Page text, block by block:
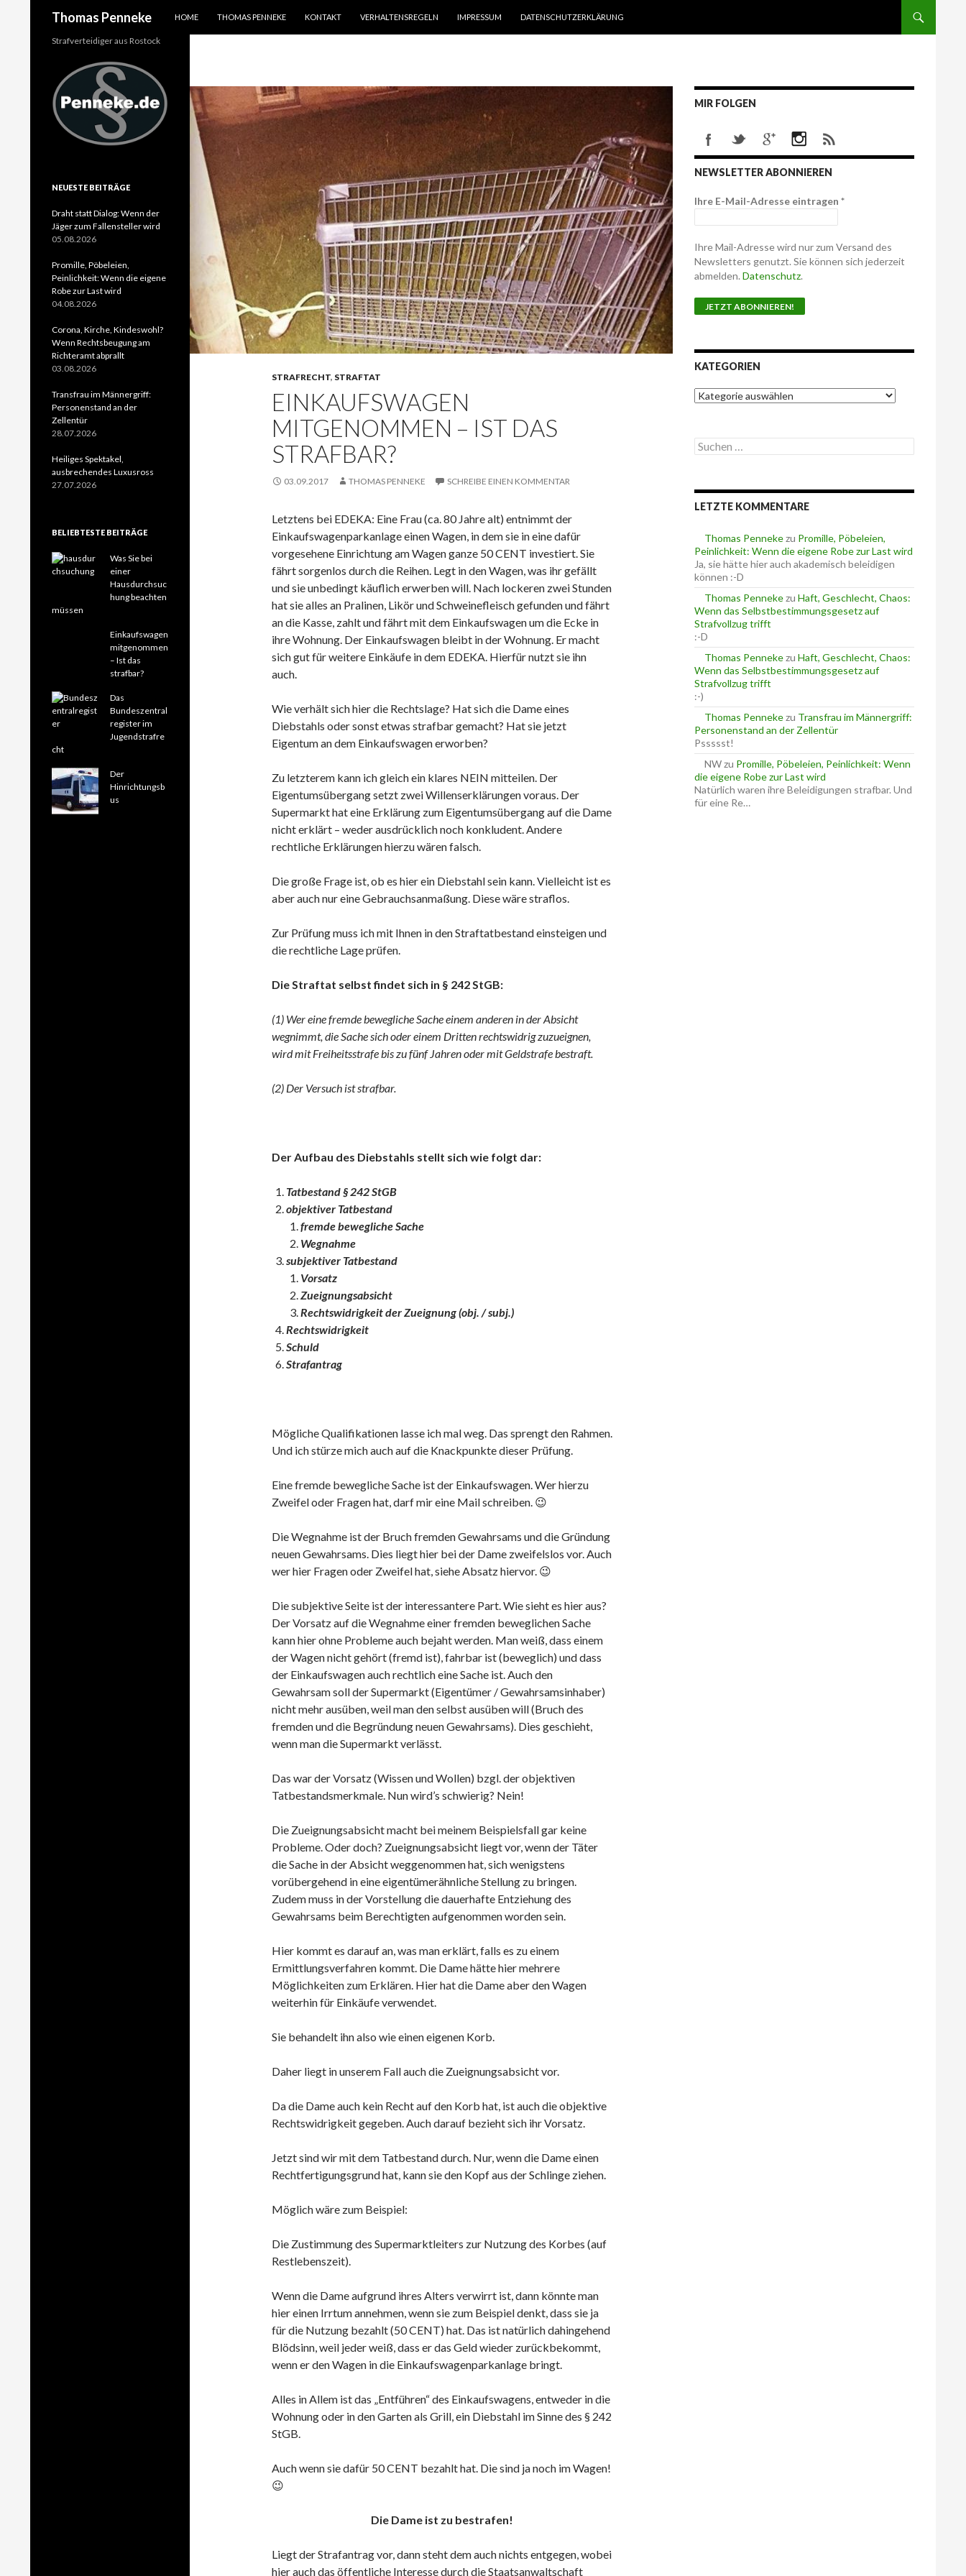
Thomas Penneke
HOME
THOMAS PENNEKE KONTAKT VERHALTENSREGELN IMPRESSUM DATENSCHUTZERKLÄRUNG
STRAFRECHT, STRAFTAT
EINKAUFSWAGEN
MITGENOMMEN – IST DAS
STRAFBAR?
03.09.2017 THOMAS PENNEKE SCHREIBE EINEN KOMMENTAR
Letztens bei EDEKA: Eine Frau (ca. 80 Jahre alt) entnimmt der
Einkaufswagenparkanlage einen Wagen, in dem sie in eine dafür
vorgesehene Einrichtung am Wagen ganze 50 CENT investiert. Sie
fährt sorgenlos durch die Reihen. Legt in den Wagen, was ihr gefällt
und sie unbedingt käuflich erwerben will. Nach lockeren zwei Stunden
hat sie alles an Pralinen, Likör und Schweinefleisch gefunden und fährt
an die Kasse, zahlt und fährt mit dem Einkaufswagen um die Ecke in
ihre Wohnung. Der Einkaufswagen bleibt in der Wohnung. Er macht
sich gut für weitere Einkäufe in dem EDEKA. Hierfür nutzt sie ihn
auch.
Wie verhält sich hier die Rechtslage? Hat sich die Dame eines
Diebstahls oder sonst etwas strafbar gemacht? Hat sie jetzt
Eigentum an dem Einkaufswagen erworben?
Zu letzterem kann ich gleich ein klares NEIN mitteilen. Der
Eigentumsübergang setzt zwei Willenserklärungen voraus. Der
Supermarkt hat eine Erklärung zum Eigentumsübergang auf die Dame
nicht erklärt – weder ausdrücklich noch konkludent. Andere
rechtliche Erklärungen hierzu wären falsch.
Die große Frage ist, ob es hier ein Diebstahl sein kann. Vielleicht ist es
aber auch nur eine Gebrauchsanmaßung. Diese wäre straflos.
Zur Prüfung muss ich mit Ihnen in den Straftatbestand einsteigen und
die rechtliche Lage prüfen.
Die Straftat selbst findet sich in § 242 StGB:
(1) Wer eine fremde bewegliche Sache einem anderen in der Absicht
wegnimmt, die Sache sich oder einem Dritten rechtswidrig zuzueignen,
wird mit Freiheitsstrafe bis zu fünf Jahren oder mit Geldstrafe bestraft.
(2) Der Versuch ist strafbar.
Der Aufbau des Diebstahls stellt sich wie folgt dar:
Tatbestand § 242 StGB
objektiver Tatbestand
fremde bewegliche Sache
Wegnahme
subjektiver Tatbestand
Vorsatz
Zueignungsabsicht
Rechtswidrigkeit der Zueignung (obj. / subj.)
Rechtswidrigkeit
Schuld
Strafantrag
Mögliche Qualifikationen lasse ich mal weg. Das sprengt den Rahmen.
Und ich stürze mich auch auf die Knackpunkte dieser Prüfung.
Eine fremde bewegliche Sache ist der Einkaufswagen. Wer hierzu
Zweifel oder Fragen hat, darf mir eine Mail schreiben. 😉
Die Wegnahme ist der Bruch fremden Gewahrsams und die Gründung
neuen Gewahrsams. Dies liegt hier bei der Dame zweifelslos vor. Auch
wer hier Fragen oder Zweifel hat, siehe Absatz hiervor. 😉
Die subjektive Seite ist der interessantere Part. Wie sieht es hier aus?
Der Vorsatz auf die Wegnahme einer fremden beweglichen Sache
kann hier ohne Probleme auch bejaht werden. Man weiß, dass einem
der Wagen nicht gehört (fremd ist), fahrbar ist (beweglich) und dass
der Einkaufswagen auch rechtlich eine Sache ist. Auch den
Gewahrsam soll der Supermarkt (Eigentümer / Gewahrsamsinhaber)
nicht mehr ausüben, weil man den selbst ausüben will (Bruch des
fremden und die Begründung neuen Gewahrsams). Dies geschieht,
wenn man die Supermarkt verlässt.
Das war der Vorsatz (Wissen und Wollen) bzgl. der objektiven
Tatbestandsmerkmale. Nun wird’s schwierig? Nein!
Die Zueignungsabsicht macht bei meinem Beispielsfall gar keine
Probleme. Oder doch? Zueignungsabsicht liegt vor, wenn der Täter
die Sache in der Absicht weggenommen hat, sich wenigstens
vorübergehend in eine eigentümerähnliche Stellung zu bringen.
Zudem muss in der Vorstellung die dauerhafte Entziehung des
Gewahrsams beim Berechtigten aufgenommen worden sein.
Hier kommt es darauf an, was man erklärt, falls es zu einem
Ermittlungsverfahren kommt. Die Dame hätte hier mehrere
Möglichkeiten zum Erklären. Hier hat die Dame aber den Wagen
weiterhin für Einkäufe verwendet.
Sie behandelt ihn also wie einen eigenen Korb.
Daher liegt in unserem Fall auch die Zueignungsabsicht vor.
Da die Dame auch kein Recht auf den Korb hat, ist auch die objektive
Rechtswidrigkeit gegeben. Auch darauf bezieht sich ihr Vorsatz.
Jetzt sind wir mit dem Tatbestand durch. Nur, wenn die Dame einen
Rechtfertigungsgrund hat, kann sie den Kopf aus der Schlinge ziehen.
Möglich wäre zum Beispiel:
Die Zustimmung des Supermarktleiters zur Nutzung des Korbes (auf
Restlebenszeit).
Wenn die Dame aufgrund ihres Alters verwirrt ist, dann könnte man
hier einen Irrtum annehmen, wenn sie zum Beispiel denkt, dass sie ja
für die Nutzung bezahlt (50 CENT) hat. Das ist natürlich dahingehend
Blödsinn, weil jeder weiß, dass er das Geld wieder zurückbekommt,
wenn er den Wagen in die Einkaufswagenparkanlage bringt.
Alles in Allem ist das „Entführen“ des Einkaufswagens, entweder in die
Wohnung oder in den Garten als Grill, ein Diebstahl im Sinne des § 242
StGB.
Auch wenn sie dafür 50 CENT bezahlt hat. Die sind ja noch im Wagen!
😉
Die Dame ist zu bestrafen!
Liegt der Strafantrag vor, dann steht dem auch nichts entgegen, wobei
hier auch das öffentliche Interesse durch die Staatsanwaltschaft
MIR FOLGEN
NEWSLETTER ABONNIEREN
Ihre E-Mail-Adresse eintragen *
Ihre Mail-Adresse wird nur zum Versand des
Newsletters genutzt. Sie können sich jederzeit
abmelden. Datenschutz.
KATEGORIEN
K
a
g
o
n
S
u
e
n
c
h
:
LETZTE KOMMENTARE
Thomas Pennekezu Promille, Pöbeleien,
Peinlichkeit: Wenn die eigene Robe zur Last wird
Ja, sie hätte hier auch akademisch beleidigen
können :-D
Thomas Pennekezu Haft, Geschlecht, Chaos:
Wenn das Selbstbestimmungsgesetz auf
Strafvollzug trifft
:-D
Thomas Pennekezu Haft, Geschlecht, Chaos:
Wenn das Selbstbestimmungsgesetz auf
Strafvollzug trifft
:-)
Thomas Pennekezu Transfrau im Männergriff:
Personenstand an der Zellentür
Pssssst!
NWzu Promille, Pöbeleien, Peinlichkeit: Wenn
die eigene Robe zur Last wird
Natürlich waren ihre Beleidigungen strafbar. Und
für eine Re…
Strafverteidiger aus Rostock
NEUESTE BEITRÄGE
Draht statt Dialog: Wenn der
Jäger zum Fallensteller wird
05.08.2026
Promille, Pöbeleien,
Peinlichkeit: Wenn die eigene
Robe zur Last wird
04.08.2026
Corona, Kirche, Kindeswohl?
Wenn Rechtsbeugung am
Richteramt abprallt
03.08.2026
Transfrau im Männergriff:
Personenstand an der
Zellentür
28.07.2026
Heiliges Spektakel,
ausbrechendes Luxusross
27.07.2026
BELIEBTESTE BEITRÄGE
Was Sie bei
einer
Hausdurchsuc
hung beachten
müssen
Einkaufswagen
mitgenommen
– Ist das
strafbar?
Das
Bundeszentral
register im
Jugendstrafre
cht
Der
Hinrichtungsb
us